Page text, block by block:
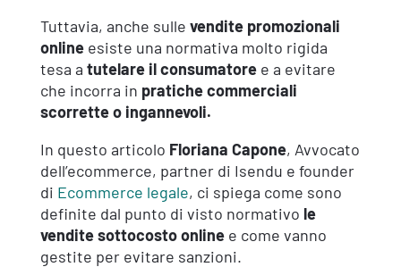
Tuttavia, anche sulle vendite promozionali
onlineesiste una normativa molto rigida
tesa a tutelare il consumatoree a evitare
che incorra in pratiche commerciali
scorrette o ingannevoli.
In questo articolo Floriana Capone, Avvocato
dell’ecommerce, partner di Isendu e founder
di Ecommerce legale, ci spiega come sono
definite dal punto di visto normativo le
vendite sottocosto onlinee come vanno
gestite per evitare sanzioni.